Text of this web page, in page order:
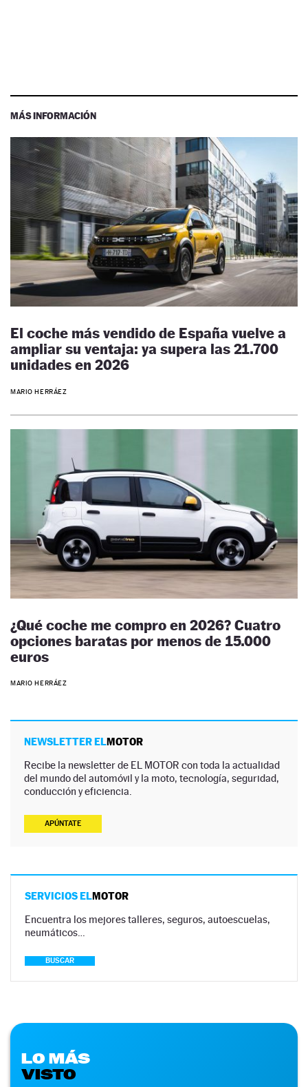
MÁS INFORMACIÓN
El coche más vendido de España vuelve a
ampliar su ventaja: ya supera las 21.700
unidades en 2026
MARIO HERRÁEZ
¿Qué coche me compro en 2026? Cuatro
opciones baratas por menos de 15.000
euros
MARIO HERRÁEZ
NEWSLETTER ELMOTOR
Recibe la newsletter de EL MOTOR con toda la actualidad
del mundo del automóvil y la moto, tecnología, seguridad,
conducción y eficiencia.
APÚNTATE
SERVICIOS ELMOTOR
Encuentra los mejores talleres, seguros, autoescuelas,
neumáticos…
BUSCAR
LO MÁS
VISTO